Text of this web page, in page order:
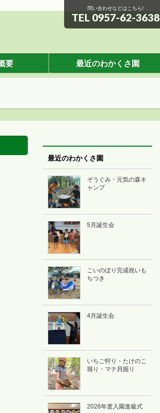
問い合わせなどはこちら!
TEL 0957-62-3638
要 最近のわかくさ園
最近のわかくさ園
ぞうぐみ・元気の森キ
ャンプ
5月誕生会
こいのぼり完成祝いも
ちつき
4月誕生会
いちご狩り・たけのこ
堀り・マテ貝掘り
2026年度入園進級式